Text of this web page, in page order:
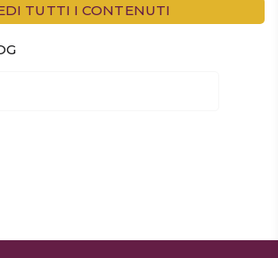
TUTTI I CONTENUTI